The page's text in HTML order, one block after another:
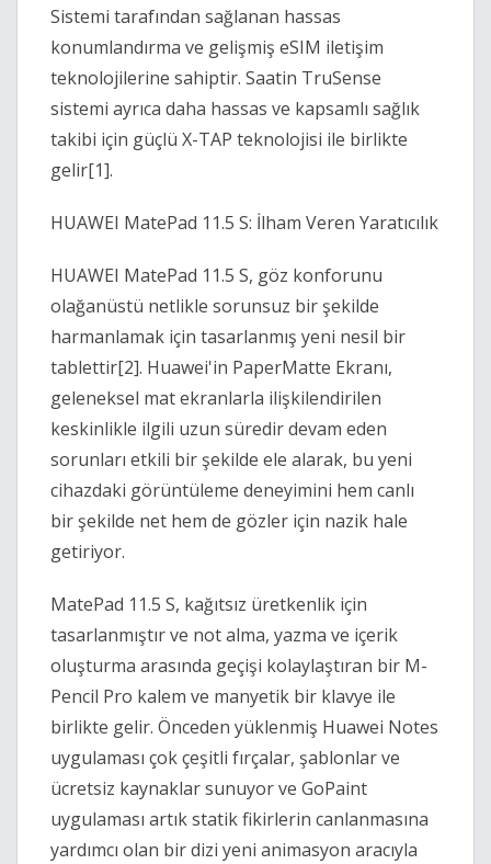
Sistemi tarafından sağlanan hassas
konumlandırma ve gelişmiş eSIM iletişim
teknolojilerine sahiptir. Saatin TruSense
sistemi ayrıca daha hassas ve kapsamlı sağlık
takibi için güçlü X-TAP teknolojisi ile birlikte
gelir[1].
HUAWEI MatePad 11.5 S: İlham Veren Yaratıcılık
HUAWEI MatePad 11.5 S, göz konforunu
olağanüstü netlikle sorunsuz bir şekilde
harmanlamak için tasarlanmış yeni nesil bir
tablettir[2]. Huawei'in PaperMatte Ekranı,
geleneksel mat ekranlarla ilişkilendirilen
keskinlikle ilgili uzun süredir devam eden
sorunları etkili bir şekilde ele alarak, bu yeni
cihazdaki görüntüleme deneyimini hem canlı
bir şekilde net hem de gözler için nazik hale
getiriyor.
MatePad 11.5 S, kağıtsız üretkenlik için
tasarlanmıştır ve not alma, yazma ve içerik
oluşturma arasında geçişi kolaylaştıran bir M-
Pencil Pro kalem ve manyetik bir klavye ile
birlikte gelir. Önceden yüklenmiş Huawei Notes
uygulaması çok çeşitli fırçalar, şablonlar ve
ücretsiz kaynaklar sunuyor ve GoPaint
uygulaması artık statik fikirlerin canlanmasına
yardımcı olan bir dizi yeni animasyon aracıyla